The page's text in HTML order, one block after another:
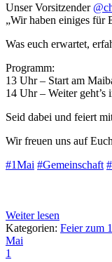
Unser Vorsitzender
„Wir haben einiges für
Was euch erwartet,
Programm:
13 Uhr – Start am
14 Uhr – Weiter geht’s
Seid dabei und feiert
Wir freuen uns auf
#1Mai #Gemeinschaft
Weiter lesen
Kategorien: Feier zum
Mai
1